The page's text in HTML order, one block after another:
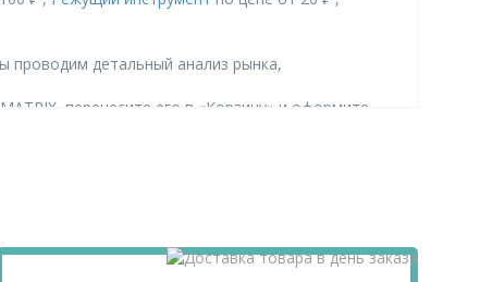
проводим детальный анализ рынка,
перенесите его в «Корзину» и оформите